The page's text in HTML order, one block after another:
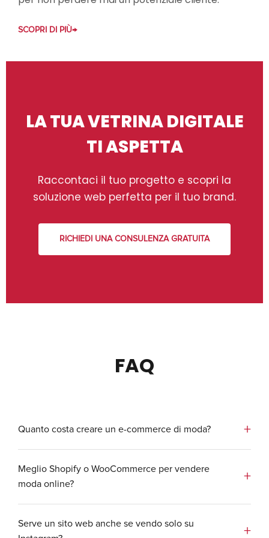
SCOPRI DI PIÙ
LA TUA VETRINA DIGITALE
TI ASPETTA
Raccontaci il tuo progetto e scopri la
soluzione web perfetta per il tuo brand.
RICHIEDI UNA CONSULENZA GRATUITA
FAQ
Quanto costa creare un e-commerce di moda?
moda parte da 3.000-5.000€ per soluzioni
funzionalità avanzate. I costi variano in base
Meglio Shopify o WooCommerce per vendere
moda online?
velocemente con costi fissi mensili e meno
Serve un sito web anche se vendo solo su